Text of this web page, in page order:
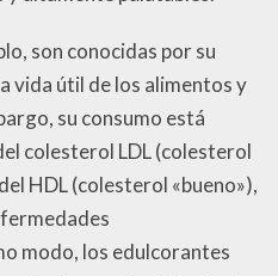
son conocidas por su
vida útil de los alimentos y
su consumo está
colesterol LDL (colesterol
HDL (colesterol «bueno»),
modo, los edulcorantes